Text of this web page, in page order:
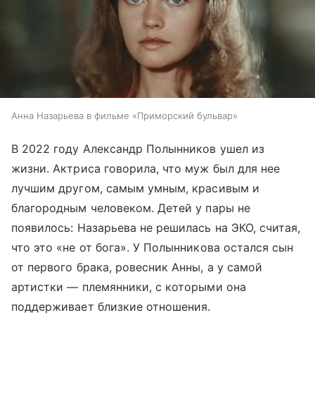
Анна Назарьева в фильме «Приморский бульвар»
В 2022 году Александр Полынников ушел из
жизни. Актриса говорила, что муж был для нее
лучшим другом, самым умным, красивым и
благородным человеком. Детей у пары не
появилось: Назарьева не решилась на ЭКО, считая,
что это «не от бога». У Полынникова остался сын
от первого брака, ровесник Анны, а у самой
артистки — племянники, с которыми она
поддерживает близкие отношения.